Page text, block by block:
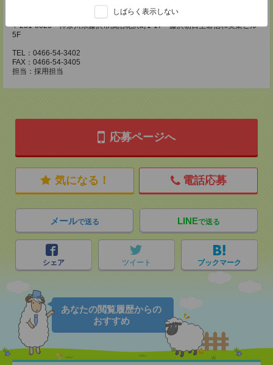
しばらく表示しない
〒251-0023 神奈川県藤沢市鵠沼花沢町1-17 藤沢朝日生命信和実業ビル
5F
TEL：0466-54-3402
FAX：0466-54-3405
担当：採用担当
応募ページへ
気になる！ 電話応募
メールで送る LINEで送る
シェア ツイート ブックマーク
あなたの閲覧履歴からの
おすすめ